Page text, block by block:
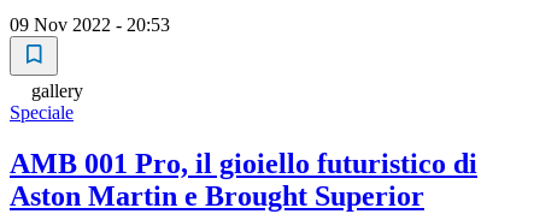
09 Nov 2022 - 20:53
gallery
Speciale
AMB 001 Pro, il gioiello futuristico di
Aston Martin e Brought Superior